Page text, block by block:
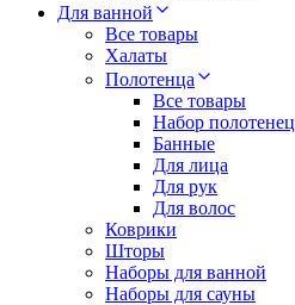
Для ванной
Все товары
Халаты
Полотенца
Все товары
Набор полотенец
Банные
Для лица
Для рук
Для волос
Коврики
Шторы
Наборы для ванной
Наборы для сауны